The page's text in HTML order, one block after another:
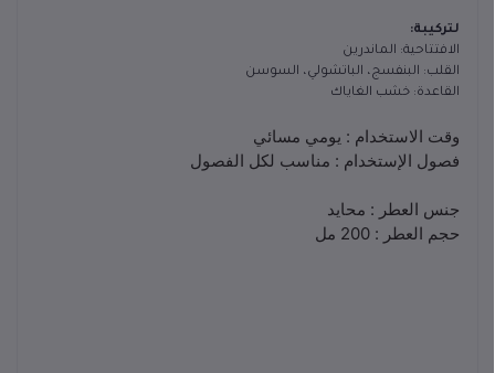
لتركيبة:
الافتتاحية: الماندرين
القلب: البنفسج، الباتشولي، السوسن
القاعدة: خشب الغاياك
وقت الاستخدام : يومي مسائي
فصول الإستخدام : مناسب لكل الفصول
جنس العطر : محايد
حجم العطر : 200 مل